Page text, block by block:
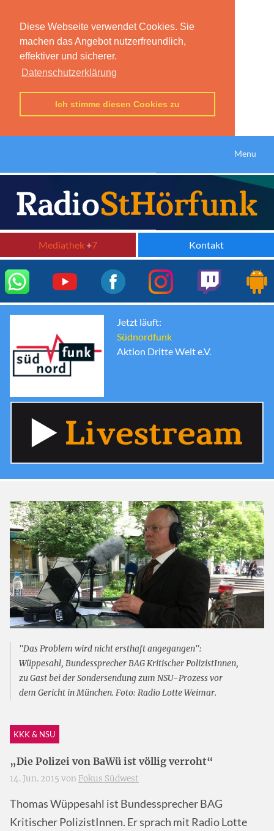
Diese Webseite verwendet Cookies. Sie
machen das Angebot nutzerfreundlich,
effektiver und sicherer.
Datenschutzerklärung
Ich stimme diesen Cookies zu
Menu
Mediathek+7 Kontakt
Jetzt läuft:
Südnordfunk
Aktion Dritte Welt e.V.
"Das Problem wird nicht ersthaft angegangen":
Wüppesahl, Bundessprecher BAG Kritischer PolizistInnen,
zu Gast bei der Sondersendung zum NSU-Prozess vor
dem Gericht in München. Foto: Radio Lotte Weimar.
KKK & NSU
„Die Polizei von BaWü ist völlig verroht“
14. Jun. 2015 von Fokus Südwest
Thomas Wüppesahl ist BundessprecherBAG
Kritischer PolizistInnen. Er sprach mit Radio Lotte